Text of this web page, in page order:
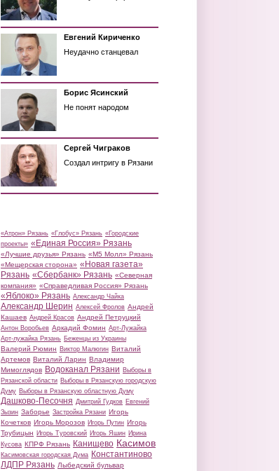
Евгений Кириченко
Неудачно станцевал
Борис Ясинский
Не понят народом
Сергей Чиграков
Создал интригу в Рязани
«Атрон» Рязань «Глобус» Рязань «Городские
проекты» «Единая Россия» Рязань
«Лучшие друзья» Рязань «М5 Молл» Рязань
«Мещерская сторона» «Новая газета»
Рязань «Сбербанк» Рязань «Северная
компания» «Справедливая Россия» Рязань
«Яблоко» Рязань Александр Чайка
Александр Шерин Алексей Фролов Андрей
Кашаев Андрей Красов Андрей Петруцкий
Антон Воробьев Аркадий Фомин Арт-Лужайка
Арт-лужайка Рязань Беженцы из Украины
Валерий Рюмин Виктор Малюгин Виталий
Артемов Виталий Ларин Владимир
Мимоглядов Водоканал Рязани Выборы в
Рязанской области Выборы в Рязанскую городскую
Думу Выборы в Рязанскую областную Думу
Дашково-Песочня Дмитрий Гудков Евгений
Зызин Заборье Застройка Рязани Игорь
Кочетков Игорь Морозов Игорь Путин Игорь
Трубицын Игорь Туровский Игорь Яшин Ирина
Кусова КПРФ Рязань Канищево Касимов
Касимовская городская Дума Константиново
ЛДПР Рязань Лыбедский бульвар